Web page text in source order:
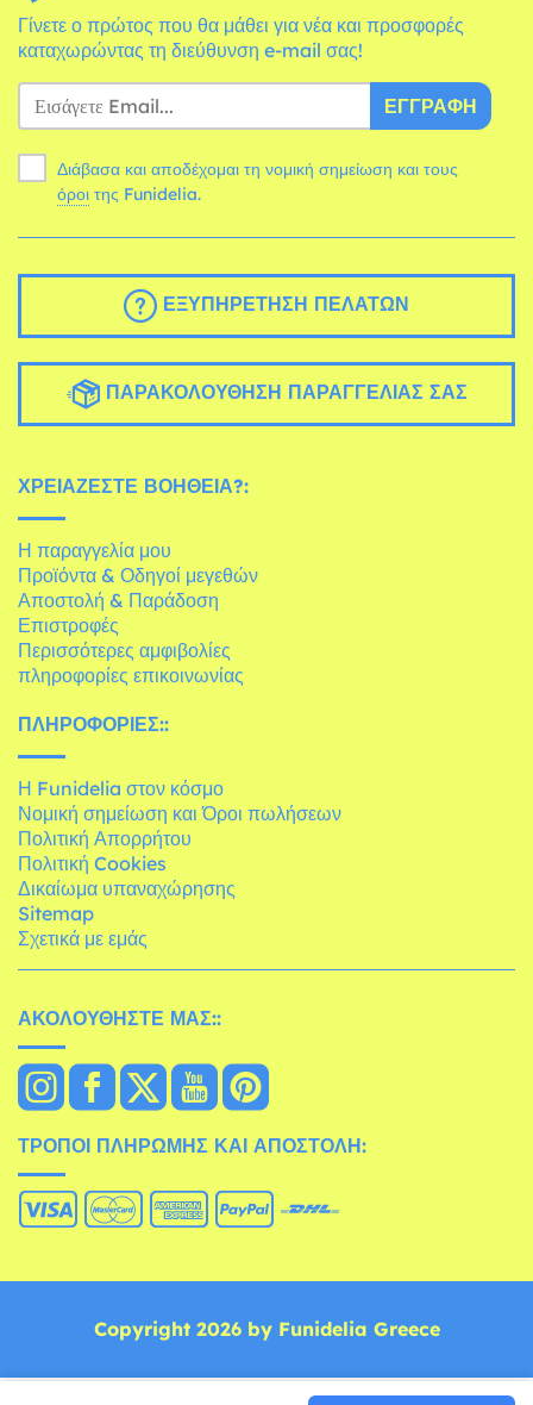
Γίνετε ο πρώτος που θα μάθει για νέα και προσφορές
καταχωρώντας τη διεύθυνση e-mail σας!
ΕΓΓΡΑΦΉ
Διάβασα και αποδέχομαι τη νομική σημείωση και τους
όροι της Funidelia.
ΕΞΥΠΗΡΈΤΗΣΗ ΠΕΛΑΤΏΝ
ΠΑΡΑΚΟΛΟΎΘΗΣΗ ΠΑΡΑΓΓΕΛΊΑΣ ΣΑΣ
ΧΡΕΙΆΖΕΣΤΕ ΒΟΉΘΕΙΑ?:
Η παραγγελία μου
Προϊόντα & Οδηγοί μεγεθών
Αποστολή & Παράδοση
Επιστροφές
Περισσότερες αμφιβολίες
πληροφορίες επικοινωνίας
ΠΛΗΡΟΦΟΡΊΕΣ::
Η Funidelia στον κόσμο
Νομική σημείωση και Όροι πωλήσεων
Πολιτική Απορρήτου
Πολιτική Cookies
Δικαίωμα υπαναχώρησης
Sitemap
Σχετικά με εμάς
ΑΚΟΛΟΥΘΉΣΤΕ ΜΑΣ::
ΤΡΌΠΟΙ ΠΛΗΡΩΜΉΣ ΚΑΙ ΑΠΟΣΤΟΛΉ:
Copyright 2026 by Funidelia Greece